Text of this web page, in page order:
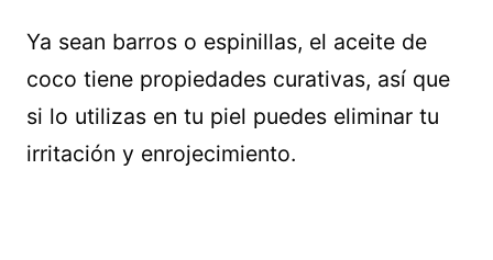
Ya sean barros o espinillas, el aceite de
coco tiene propiedades curativas, así que
si lo utilizas en tu piel puedes eliminar tu
irritación y enrojecimiento.